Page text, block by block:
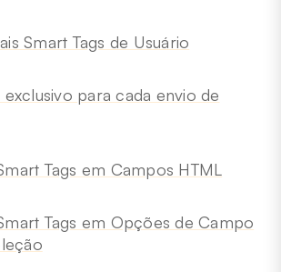
Smart Tags de Usuário
para cada envio de
Tags em Campos HTML
Tags em Opções de Campo